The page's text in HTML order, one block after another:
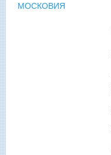
МОСКОВИЯ